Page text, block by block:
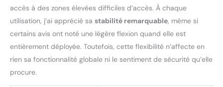
accès à des zones élevées difficiles d’accès. À chaque
utilisation, j’ai apprécié sa stabilité remarquable, même si
certains avis ont noté une légère flexion quand elle est
entièrement déployée. Toutefois, cette flexibilité n’affecte en
rien sa fonctionnalité globale ni le sentiment de sécurité qu’elle
procure.